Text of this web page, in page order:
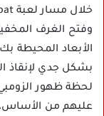
وفتح الغرف
الأبعاد المحيطة
بشكل جدي لإنقاذ
لحظة ظهور
عليهم من الأساس،